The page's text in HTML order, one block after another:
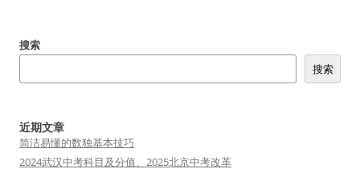
搜索
搜索
近期文章
简洁易懂的数独基本技巧
2024武汉中考科目及分值、2025北京中考改革